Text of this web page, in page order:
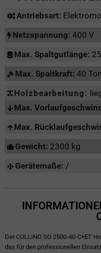
Antriebsart:
Netzspannung: 400 V
Max. Spaltgutlänge:
Max. Spaltkraft: 40
Holzbearbeitung:
Max.
Max.
Gewicht: 2300 kg
Gerätemaße: /
Der COLLINO SO 2500-40-C+ET
das für den professionellen